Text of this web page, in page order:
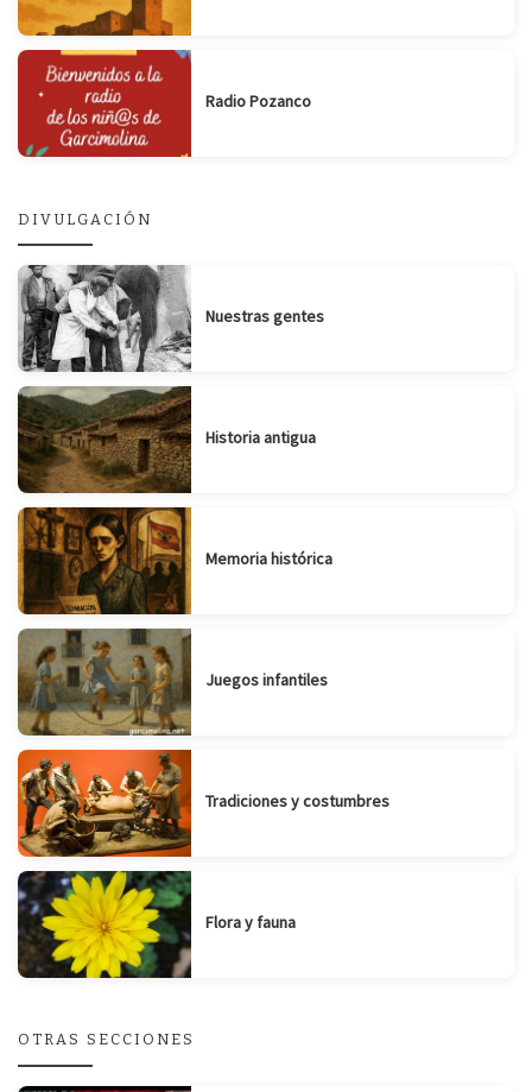
Radio Pozanco
DIVULGACIÓN
Nuestras gentes
Historia antigua
Memoria histórica
Juegos infantiles
Tradiciones y costumbres
Flora y fauna
OTRAS SECCIONES